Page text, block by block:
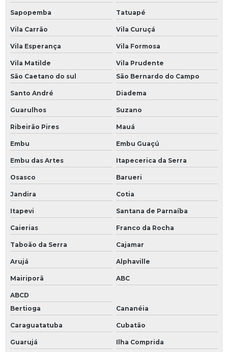
Reparo de placas eletrônicas
Reparo de placas eletrônicas sp
Reparo de sensores
Reparo de servo motor
Reparo eletrônica industrial
Sensor óptico industrial
Servo motor encoders resolver
Servo motor resolver
Servo válvula proporcional
Servo válvulas
Servo válvulas hidráulicas
Servoacionamentos
Sistema de servoacionamento
Teclado de membrana industrial
Teclado industrial
Sapopemba Tatuapé
Vila Carrão Vila Curuçá
Vila Esperança Vila Formosa
Vila Matilde
Vila Prudente
São Caetano do sul
São Bernardo do Campo
Santo André Diadema
Guarulhos Suzano
Ribeirão Pires Mauá
Embu Embu Guaçú
Embu das Artes Itapecerica da Serra
Osasco Barueri
Jandira Cotia
Itapevi Santana de Parnaíba
Caierias Franco da Rocha
Taboão da Serra Cajamar
Arujá Alphaville
Mairiporã ABC
ABCD
Bertioga
Cananéia
Caraguatatuba Cubatão
Guarujá Ilha Comprida